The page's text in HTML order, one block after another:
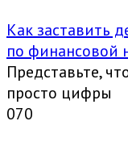
Как заставить
по финансовой
Представьте,
просто цифры
070